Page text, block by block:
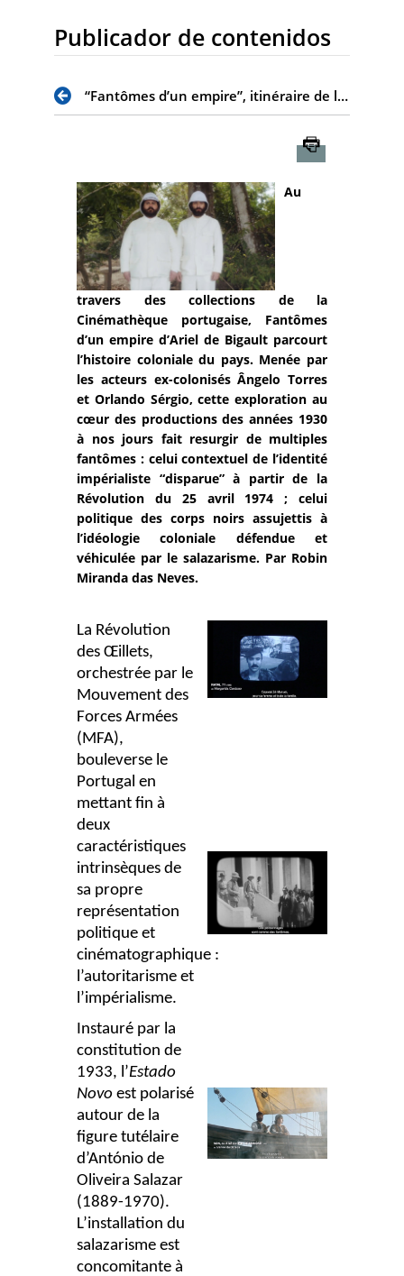
Publicador de contenidos
“Fantômes d’un empire”, itinéraire de la conscience coloniale portugaise
Au
travers des collections de la
Cinémathèque portugaise, Fantômes
d’un empire d’Ariel de Bigault parcourt
l’histoire coloniale du pays. Menée par
les acteurs ex-colonisés Ângelo Torres
et Orlando Sérgio, cette exploration au
cœur des productions des années 1930
à nos jours fait resurgir de multiples
fantômes : celui contextuel de l’identité
impérialiste “disparue” à partir de la
Révolution du 25 avril 1974 ; celui
politique des corps noirs assujettis à
l’idéologie coloniale défendue et
véhiculée par le salazarisme. Par Robin
Miranda das Neves.
La Révolution
des Œillets,
orchestrée par le
Mouvement des
Forces Armées
(MFA),
bouleverse le
Portugal en
mettant fin à
deux
caractéristiques
intrinsèques de
sa propre
représentation
politique et
cinématographique :
l’autoritarisme et
l’impérialisme.
Instauré par la
constitution de
1933, l’Estado
Novo est polarisé
autour de la
figure tutélaire
d’António de
Oliveira Salazar
(1889-1970).
L’installation du
salazarisme est
concomitante à